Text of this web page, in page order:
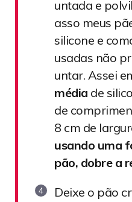
untada e
asso meus
silicone e
usadas não
untar. Assei
média de
de
8 cm de
usando uma
pão, dobre a
Deixe o pão